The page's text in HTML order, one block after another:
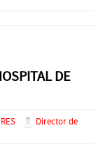
DE
Director de